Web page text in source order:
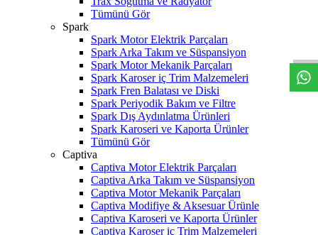
Tümünü Gör
Spark
Spark Motor Elektrik Parçaları
Spark Arka Takım ve Süspansiyon
Spark Motor Mekanik Parçaları
Spark Karoser iç Trim Malzemeleri
Spark Fren Balatası ve Diski
Spark Periyodik Bakım ve Filtre
Spark Dış Aydınlatma Ürünleri
Spark Karoseri ve Kaporta Ürünler
Tümünü Gör
Captiva
Captiva Motor Elektrik Parçaları
Captiva Arka Takım ve Süspansiyon
Captiva Motor Mekanik Parçaları
Captiva Modifiye & Aksesuar Ürünle
Captiva Karoseri ve Kaporta Ürünler
Captiva Karoser iç Trim Malzemeleri